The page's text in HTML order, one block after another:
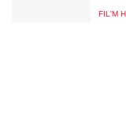
FIL'M